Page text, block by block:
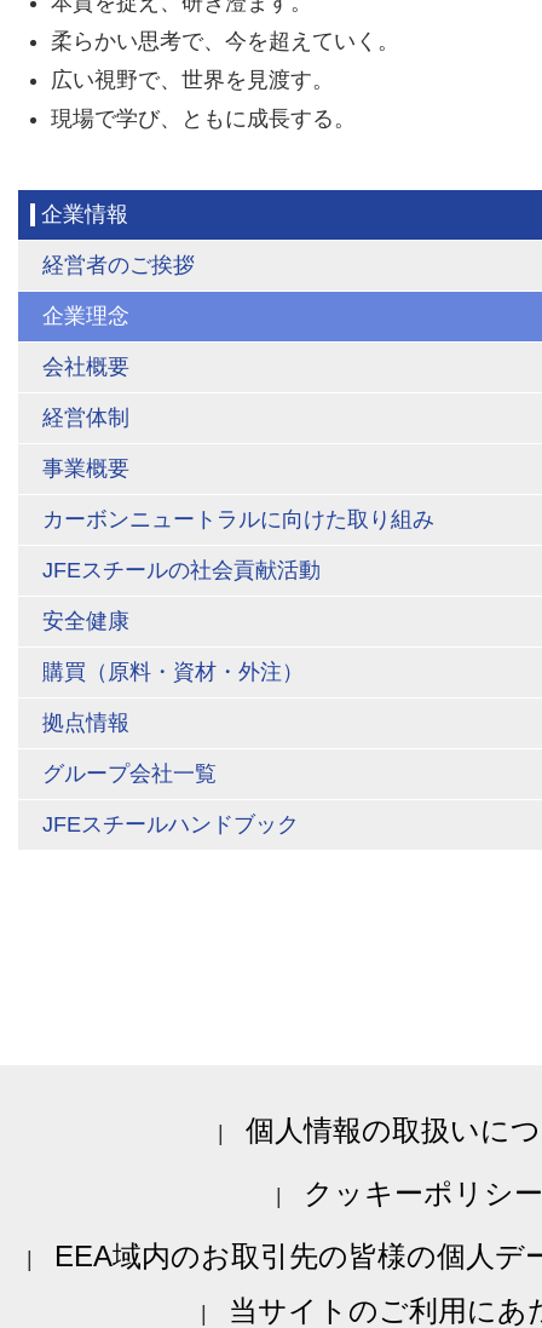
柔らかい思考で、今を超えていく。
広い視野で、世界を見渡す。
現場で学び、ともに成長する。
企業情報
経営者のご挨拶
企業理念
会社概要
経営体制
事業概要
カーボンニュートラルに向けた取り組み
JFEスチールの社会貢献活動
安全健康
購買（原料・資材・外注）
拠点情報
グループ会社一覧
JFEスチールハンドブック
個人情報の取扱いに
クッキーポリシー
EEA域内のお取引先の皆様の個人デ
当サイトのご利用にあ